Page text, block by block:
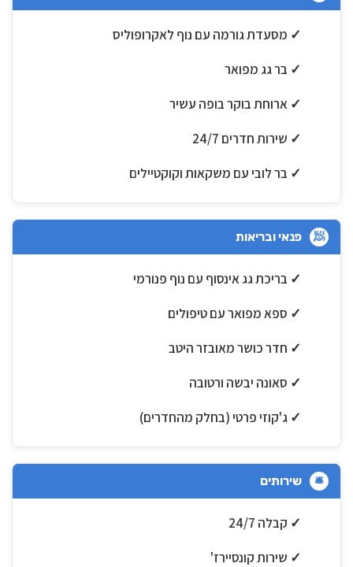
✓ מסעדת גורמה עם נוף לאקרופוליס
✓ בר גג מפואר
✓ ארוחת בוקר בופה עשיר
✓ שירות חדרים 24/7
✓ בר לובי עם משקאות וקוקטיילים
🧖 פנאי ובריאות
✓ בריכת גג אינסוף עם נוף פנורמי
✓ ספא מפואר עם טיפולים
✓ חדר כושר מאובזר היטב
✓ סאונה יבשה ורטובה
✓ ג'קוזי פרטי (בחלק מהחדרים)
🛎️ שירותים
✓ קבלה 24/7
✓ שירות קונסיירז'